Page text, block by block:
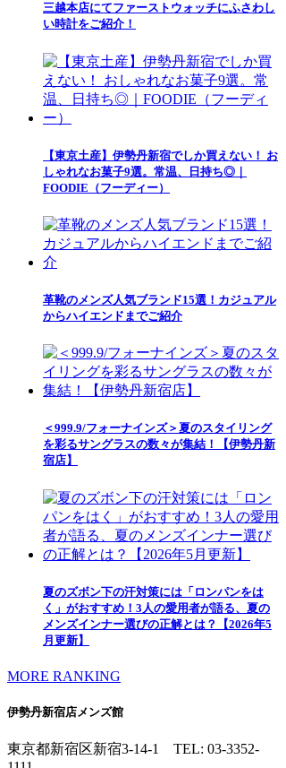
三越本店にてファーストウォッチにふさわし
い時計をご紹介！
【東京土産】伊勢丹新宿でしか買えない！ お
しゃれなお菓子9選。常温、日持ち◎｜
FOODIE（フーディー）
革靴のメンズ人気ブランド15選！カジュアル
からハイエンドまでご紹介
＜999.9/フォーナインズ＞夏のスタイリング
を彩るサングラスの数々が集結！【伊勢丹新
宿店】
夏のズボン下の汗対策には「ロンパンをは
く」がおすすめ！3人の愛用者が語る、夏の
メンズインナー選びの正解とは？【2026年5
月更新】
MORE RANKING
伊勢丹新宿店メンズ館
東京都新宿区新宿3-14-1 TEL: 03-3352-